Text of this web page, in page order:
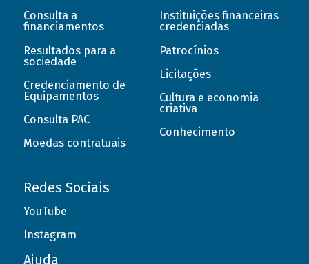
Consulta a
financiamentos
Resultados para a
sociedade
Credenciamento de
Equipamentos
Consulta PAC
Moedas contratuais
Instituições financeiras
credenciadas
Patrocínios
Licitações
Cultura e economia
criativa
Conhecimento
Redes Sociais
YouTube
Instagram
Ajuda